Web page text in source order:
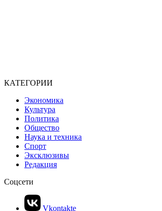
КАТЕГОРИИ
Экономика
Культура
Политика
Общество
Наука и техника
Спорт
Эксклюзивы
Редакция
Соцсети
Vkontakte